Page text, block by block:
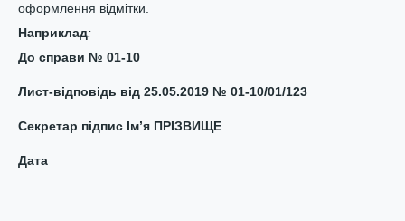
оформлення відмітки.
Наприклад:
До справи № 01-10
Лист-відповідь від 25.05.2019 № 01-10/01/123
Секретар підпис Ім’я ПРІЗВИЩЕ
Дата